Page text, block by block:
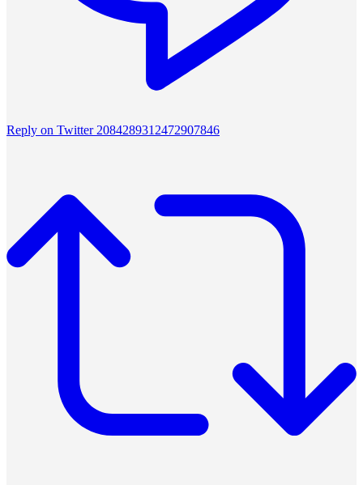
Reply on Twitter 2084289312472907846